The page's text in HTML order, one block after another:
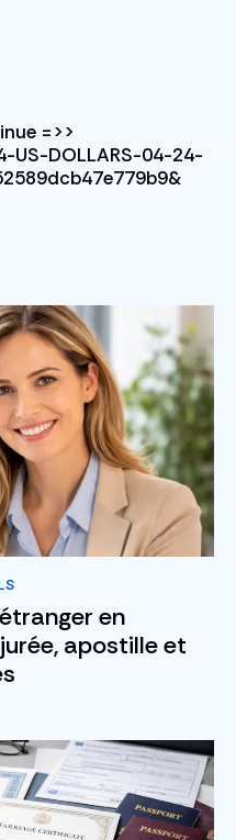
=>>
US-DOLLARS-04-24-
en
apostille et